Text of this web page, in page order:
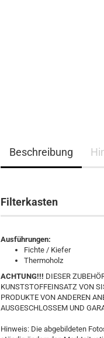
Beschreibung
Filterkasten
Ausführungen:
Fichte / Kiefer
Thermoholz
ACHTUNG!!! DIESER
KUNSTSTOFFEINSATZ VON
PRODUKTE VON ANDEREN
AUSGESCHLOSSEM UND
Hinweis: Die abgebildeten